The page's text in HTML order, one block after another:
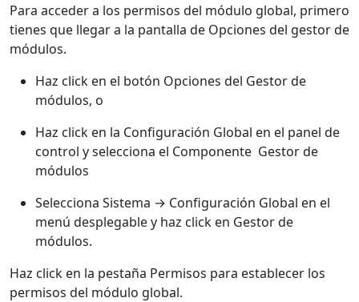
Para acceder a los permisos del módulo global, primero
tienes que llegar a la pantalla de Opciones del gestor de
módulos.
Haz click en el botón Opciones del Gestor de
módulos, o
Haz click en la Configuración Global en el panel de
control y selecciona el Componente Gestor de
módulos
Selecciona Sistema → Configuración Global en el
menú desplegable y haz click en Gestor de
módulos.
Haz click en la pestaña Permisos para establecer los
permisos del módulo global.